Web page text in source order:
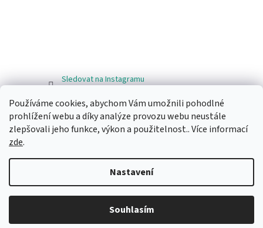
Používáme cookies, abychom Vám umožnili pohodlné
prohlížení webu a díky analýze provozu webu neustále
zlepšovali jeho funkce, výkon a použitelnost.. Více informací
zde.
Nastavení
Souhlasím
Sledovat na Instagramu
Facebook
Vytvořil Shoptet
Ragos.cz. Všechna práva vyhrazena.